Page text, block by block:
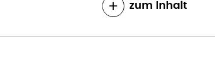
zum Inhalt